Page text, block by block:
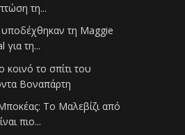
τη...
υποδέχθηκαν τη Maggie
για τη...
κοινό το σπίτι του
Βοναπάρτη
Το Μαλεβίζι από
πιο...